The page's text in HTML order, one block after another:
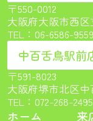
〒550-0012
大阪府大阪市西区
TEL： 06-6586-9559
中百舌鳥駅前
〒591-8023
大阪府堺市北区
TEL： 072-268-2495
ホーム
来